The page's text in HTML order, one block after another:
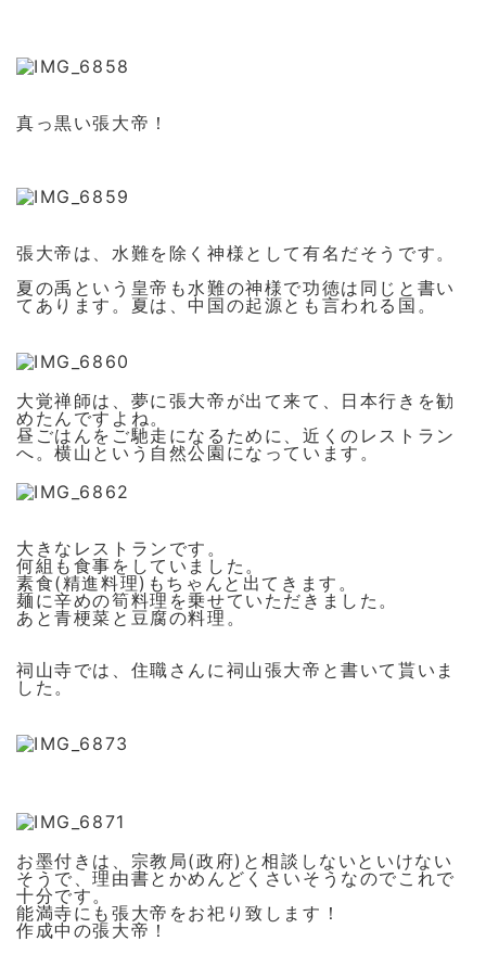
真っ黒い張大帝！
張大帝は、水難を除く神様として有名だそうです。
夏の禹という皇帝も水難の神様で功徳は同じと書い
てあります。夏は、中国の起源とも言われる国。
大覚禅師は、夢に張大帝が出て来て、日本行きを勧
めたんですよね。
昼ごはんをご馳走になるために、近くのレストラン
へ。横山という自然公園になっています。
大きなレストランです。
何組も食事をしていました。
素食(精進料理)もちゃんと出てきます。
麺に辛めの筍料理を乗せていただきました。
あと青梗菜と豆腐の料理。
祠山寺では、住職さんに祠山張大帝と書いて貰いま
した。
お墨付きは、宗教局(政府)と相談しないといけない
そうで、理由書とかめんどくさいそうなのでこれで
十分です。
能満寺にも張大帝をお祀り致します！
作成中の張大帝！